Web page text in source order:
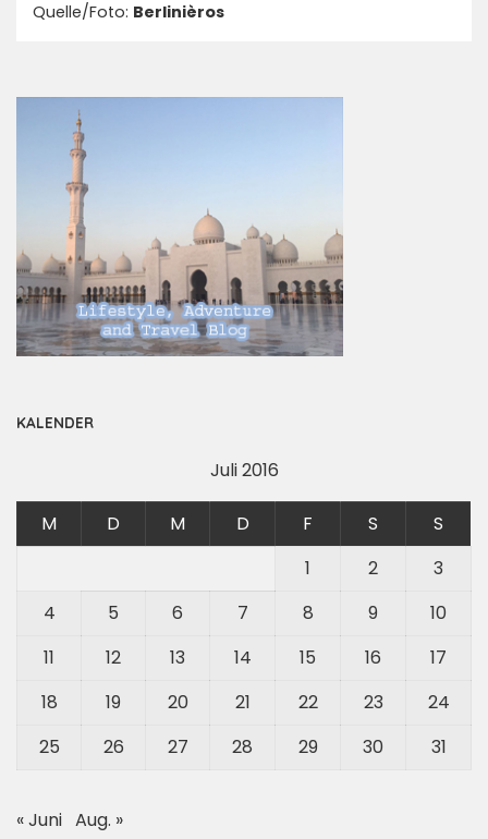
Quelle/Foto: Berlinièros
KALENDER
Juli 2016
M D M D F S
S
1
2
3
4
5 6 7 8 9
10
11
12 13 14 15 16
17
18
19 20 21 22 23
24
25
26 27 28 29 30 31
« Juni Aug. »